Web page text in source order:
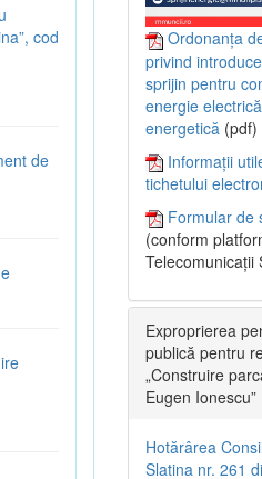
cod
de
Ordonanța
privind
sprijin pentru
energie
energetică (pdf)
Informații
tichetului
Formular de
(conform
Telecomunicații
Exproprierea
publică pentru
„Construire
Eugen Ionescu”
Hotărârea
Slatina nr. 261